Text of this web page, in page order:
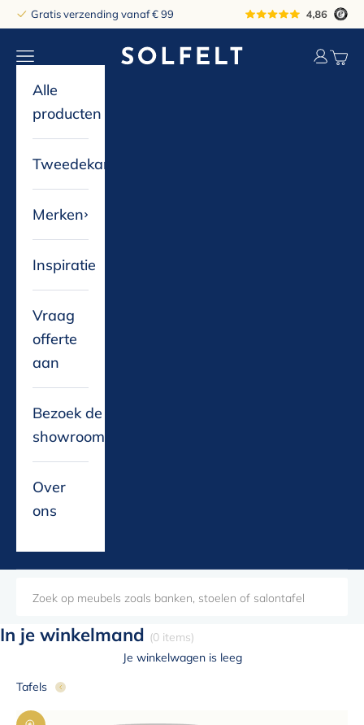
Naar inhoudGratis verzending vanaf € 99
solfelt
Navigatiemenu openen
Alle
producten
Tweedekans
Merken
Inspiratie
Vraag
offerte
aan
Bezoek de
showroom
Over
ons
In je winkelmand (0 items)
Je winkelwagen is leeg
Tafels